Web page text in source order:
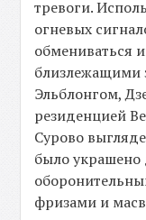
тревоги.
огневых
обмениваться
близлежащими
Эльблонгом,
резиденцией
Сурово
было
фризами и